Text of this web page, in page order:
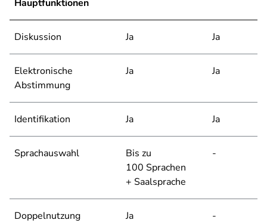
Hauptfunktionen
Diskussion Ja Ja
Elektronische
Abstimmung
Ja Ja
Identifikation Ja Ja
Sprachauswahl
Bis zu
100 Sprachen
+ Saalsprache
-
Doppelnutzung Ja -